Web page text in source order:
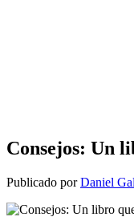
Consejos: Un
Publicado porDaniel